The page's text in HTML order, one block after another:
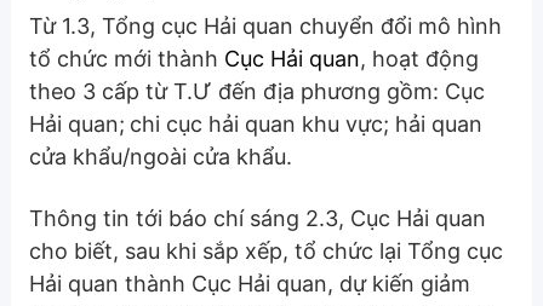
Từ 1.3, Tổng cục Hải quan chuyển đổi mô hình
tổ chức mới thành Cục Hải quan, hoạt động
theo 3 cấp từ T.Ư đến địa phương gồm: Cục
Hải quan; chi cục hải quan khu vực; hải quan
cửa khẩu/ngoài cửa khẩu.
Thông tin tới báo chí sáng 2.3, Cục Hải quan
cho biết, sau khi sắp xếp, tổ chức lại Tổng cục
Hải quan thành Cục Hải quan, dự kiến giảm